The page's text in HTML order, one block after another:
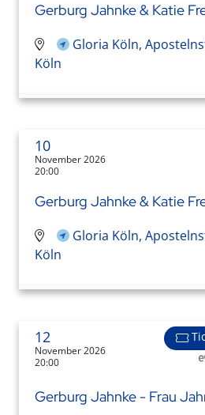
Gerburg Jahnke & Katie
Gloria Köln,
Köln
10
November 2026
20:00
Gerburg Jahnke & Katie
Gloria Köln,
Köln
12
November 2026
20:00
Gerburg Jahnke - Frau